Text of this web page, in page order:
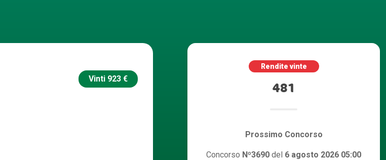
Vinti 923 €
Rendite vinte
481
Prossimo Concorso
Concorso Nº3690 del 6 agosto 2026 05:00